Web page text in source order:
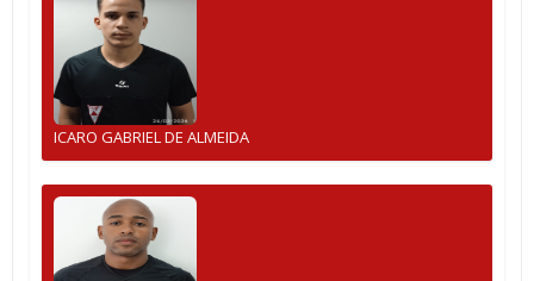
ICARO GABRIEL DE ALMEIDA